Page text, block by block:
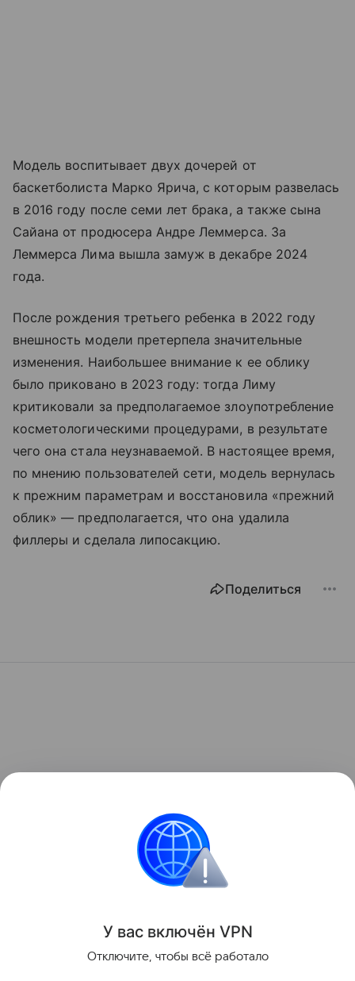
Модель воспитывает двух дочерей от
баскетболиста Марко Ярича, с которым развелась
в 2016 году после семи лет брака, а также сына
Сайана от продюсера Андре Леммерса. За
Леммерса Лима вышла замуж в декабре 2024
года.
После рождения третьего ребенка в 2022 году
внешность модели претерпела значительные
изменения. Наибольшее внимание к ее облику
было приковано в 2023 году: тогда Лиму
критиковали за предполагаемое злоупотребление
косметологическими процедурами, в результате
чего она стала неузнаваемой. В настоящее время,
по мнению пользователей сети, модель вернулась
к прежним параметрам и восстановила «прежний
облик» — предполагается, что она удалила
филлеры и сделала липосакцию.
Поделиться
У вас включён VPN
Отключите, чтобы всё работало